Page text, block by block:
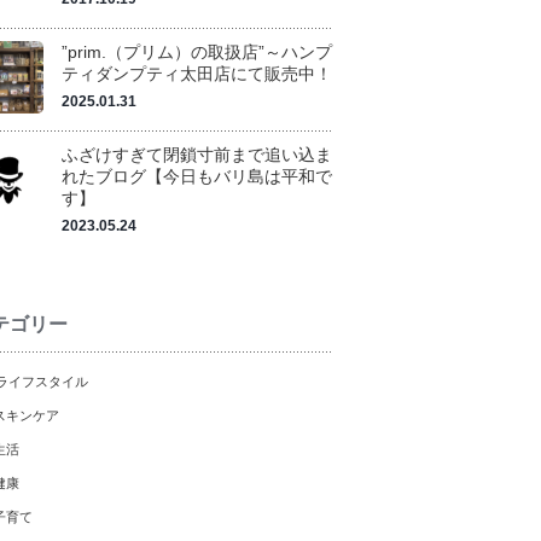
”prim.（プリム）の取扱店”～ハンプ
ティダンプティ太田店にて販売中！
2025.01.31
ふざけすぎて閉鎖寸前まで追い込ま
れたブログ【今日もバリ島は平和で
す】
2023.05.24
ゴリー
イフスタイル
キンケア
活
康
育て